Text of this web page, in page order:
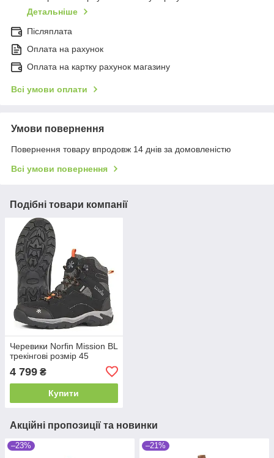
Детальніше
Післяплата
Оплата на рахунок
Оплата на картку рахунок магазину
Всі умови оплати
Умови повернення
Повернення товару впродовж 14 днів за домовленістю
Всі умови повернення
Подібні товари компанії
Черевики Norfin Mission BL
трекінгові розмір 45
4 799 ₴
Купити
Акційні пропозиції та новинки
–23% –21%